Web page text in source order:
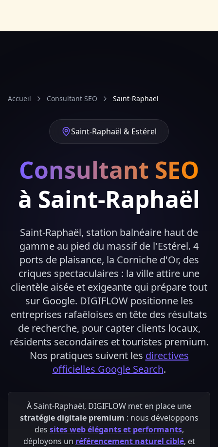
Accueil Consultant SEO Saint-Raphaël
Saint-Raphaël & Estérel
Consultant SEO
à Saint-Raphaël
Saint-Raphaël, station balnéaire haut de
gamme au pied du massif de l'Estérel. 4
ports de plaisance, la Corniche d'Or, des
criques spectaculaires : la ville attire une
clientèle aisée et exigeante qui prépare tout
sur Google. DIGIFLOW positionne les
entreprises rafaëloises en tête des résultats
de recherche, pour capter clients locaux,
résidents secondaires et touristes premium.
Nos pratiques suivent les directives
officielles Google Search.
À Saint-Raphaël, DIGIFLOW met en place une
stratégie digitale premium : nous développons
des sites web élégants et performants,
déployons un référencement naturel ciblé, et